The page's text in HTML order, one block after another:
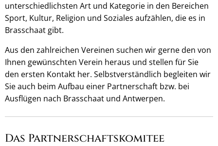
unterschiedlichsten Art und Kategorie in den Bereichen
Sport, Kultur, Religion und Soziales aufzählen, die es in
Brasschaat gibt.
Aus den zahlreichen Vereinen suchen wir gerne den von
Ihnen gewünschten Verein heraus und stellen für Sie
den ersten Kontakt her. Selbstverständlich begleiten wir
Sie auch beim Aufbau einer Partnerschaft bzw. bei
Ausflügen nach Brasschaat und Antwerpen.
Das Partnerschaftskomitee